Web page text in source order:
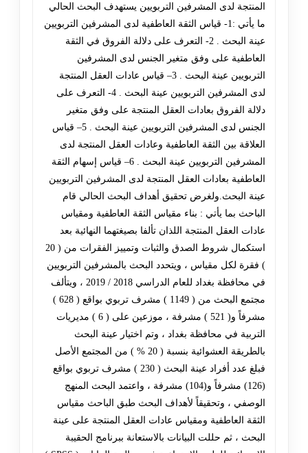
المنتجة لدى المشرفين التربويين يستهدف البحث الحالي
ما يأتي :1- قياس الثقة العاطفية لدى المشرفين التربويين
عينة البحث . 2- التعرف على دلالة الفروق في الثقة
العاطفية على وفق متغير الجنس لدى المشرفين
التربويين عينة البحث . 3– قياس عادات العقل المنتجة
لدى المشرفين التربويين عينة البحث . 4- التعرف على
دلالة الفروق بعادات العقل المنتجة على وفق متغير
الجنس لدى المشرفين التربويين عينة البحث . 5– قياس
العلاقة بين الثقة العاطفية وعادات العقل المنتجة لدى
المشرفين التربويين عينة البحث . 6– قياس إسهام الثقة
العاطفية بعادات العقل المنتجة لدى المشرفين التربويين
عينة البحث.ولغرض تحقيق أهداف البحث الحالي قام
الباحث بما يأتي : بناء مقياس الثقة العاطفية ومقياس
عادات العقل المنتجة اللذان تألفا بصيغتهما النهائية بعد
استكمال شروط الصدق والثبات وتمييز الفقرات من ( 20
) فقرة لكل مقياس ، ويتحدد البحث بالمشرفين التربويين
في محافظة بغداد للعام الدراسي 2018 / 2019 ، ويتألف
مجتمع البحث من ( 1149 ) مشرف تربوي بواقع ( 628 )
مشرفاً و( 521 ) مشرفة ، موزعين على ( 6 ) مديريات
التربية في محافظة بغداد ، وتم اختيار عينة البحث
بالطريقة العشوائية بنسبة ( 20 % ) من المجتمع الأصل
فبلغ عدد أفراد عينة البحث ( 230 ) مشرف تربوي بواقع
(126) مشرفاً و(104) مشرفة ، واعتمد البحث المنهج
الوصفي ، وتحقيقاً لأهداف البحث طبق الباحث مقياس
الثقة العاطفية ومقياس عادات العقل المنتجة على عينة
البحث ، ثم حللت البيانات بالاستعانة ببرنامج الحقيبة